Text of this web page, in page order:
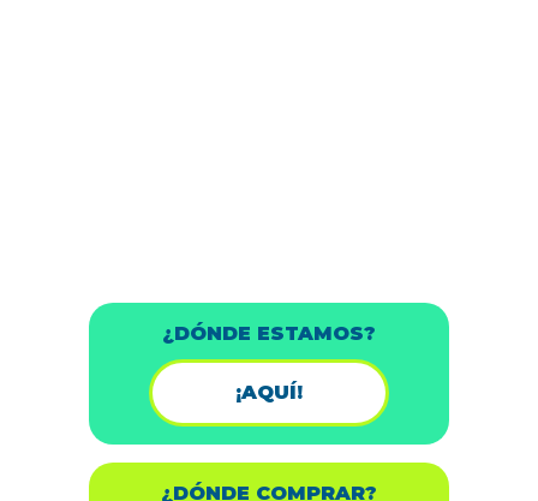
¿DÓNDE ESTAMOS?
¡AQUÍ!
¿DÓNDE COMPRAR?